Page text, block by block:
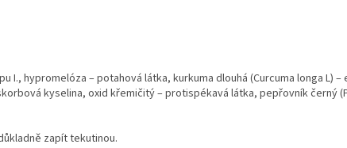
I., hypromelóza – potahová látka, kurkuma dlouhá (Curcuma longa L)
kyselina, oxid křemičitý – protispékavá látka, pepřovník černý
zapít tekutinou.